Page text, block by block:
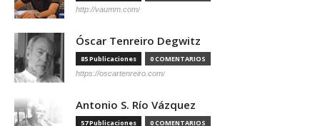
http://vaumm.com/
Óscar Tenreiro Degwitz
85 Publicaciones 0 COMENTARIOS
https://oscartenreiro.com/
Antonio S. Río Vázquez
57 Publicaciones 0 COMENTARIOS